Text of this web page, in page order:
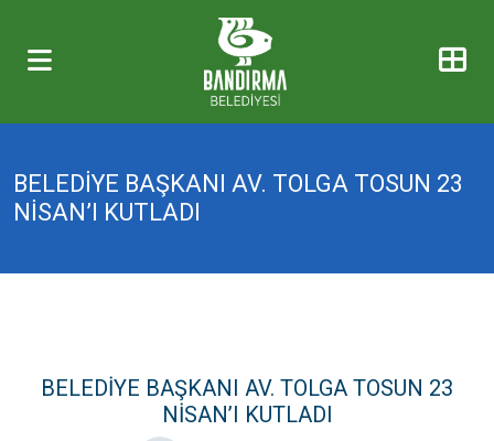
BELEDİYE BAŞKANI AV. TOLGA TOSUN 23
NİSAN’I KUTLADI
BELEDİYE BAŞKANI AV. TOLGA TOSUN 23
NİSAN’I KUTLADI